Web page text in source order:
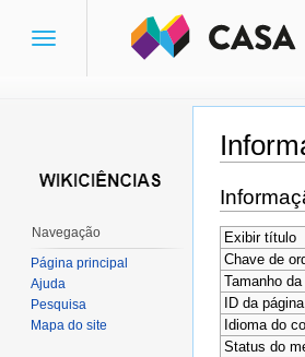
Ir para:
Exibir título
Chave de
Tamanho
ID da página
Idioma do
Status do
Toggle
Navegação
Página principal
Ajuda
Pesquisa
Mapa do site